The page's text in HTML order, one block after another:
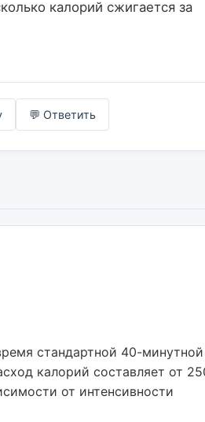
💬 Ответить
калорий составляет от
от интенсивности